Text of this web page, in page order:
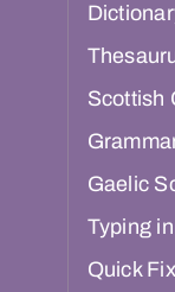
Scottish
Gaelic
Typing
Quick